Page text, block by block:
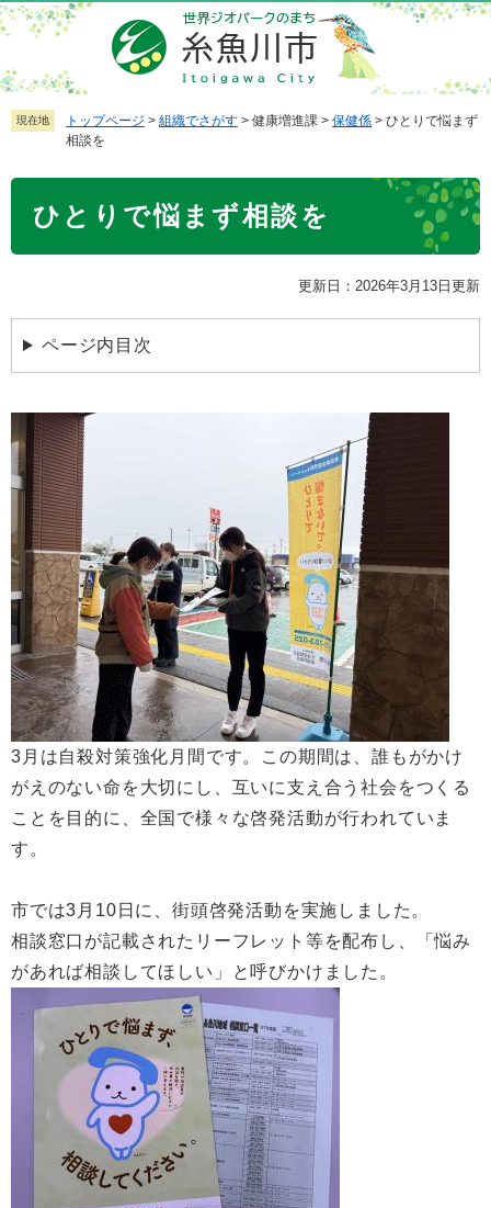
ペ
ー
ジ
の
先
メ
ニ
ュ
ー
を
本
現在地 トップページ > 組織でさがす > 健康増進課 > 保健係 > ひとりで悩まず
相談を
ひとりで悩まず相談を
更新日：2026年3月13日更新
ページ内目次
3月は自殺対策強化月間です。この期間は、誰もがかけ
がえのない命を大切にし、互いに支え合う社会をつくる
ことを目的に、全国で様々な啓発活動が行われていま
す。
市では3月10日に、街頭啓発活動を実施しました。
相談窓口が記載されたリーフレット等を配布し、「悩み
があれば相談してほしい」と呼びかけました。